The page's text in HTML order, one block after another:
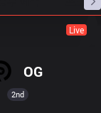
Live
OG
2nd